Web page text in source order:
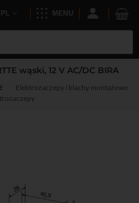
PL MENU
wąski, 12 V AC/DC BIRA
Elektrozaczepy i blachy montażowe